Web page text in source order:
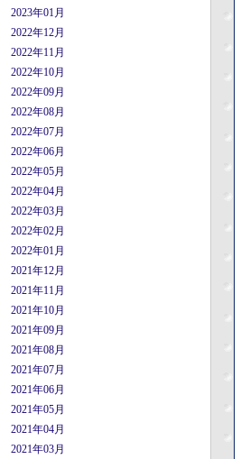
2023年01月
2022年12月
2022年11月
2022年10月
2022年09月
2022年08月
2022年07月
2022年06月
2022年05月
2022年04月
2022年03月
2022年02月
2022年01月
2021年12月
2021年11月
2021年10月
2021年09月
2021年08月
2021年07月
2021年06月
2021年05月
2021年04月
2021年03月